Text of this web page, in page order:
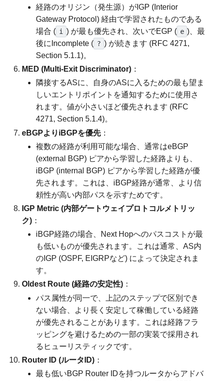
経路のオリジン（発生源）がIGP (Interior
Gateway Protocol) 経由で学習されたものである
場合 ( i ) が最も優先され、次いでEGP ( e )、最
後にIncomplete ( ? ) が続きます (RFC 4271,
Section 5.1.1)。
MED (Multi-Exit Discriminator) ：
隣接するASに、自身のASに入るための最も望ま
しいエントリポイントを通知するために使用さ
れます。値が小さいほど優先されます (RFC
4271, Section 5.1.4)。
eBGPよりiBGPを優先：
複数の経路が利用可能な場合、通常はeBGP
(external BGP) ピアから学習した経路よりも、
iBGP (internal BGP) ピアから学習した経路が優
先されます。これは、iBGP経路が通常、より信
頼性が高い内部パスを示すためです。
IGP Metric (内部ゲートウェイプロトコルメトリッ
ク) ：
iBGP経路の場合、Next Hopへのパスコストが最
も低いものが優先されます。これは通常、AS内
のIGP (OSPF, EIGRPなど) によって決定されま
す。
Oldest Route (経路の安定性) ：
パス属性が同一で、上記のステップで区別でき
ない場合、より長く安定して稼働している経路
が優先されることがあります。これは経路フラ
ッピングを避けるための一部の実装で採用され
るヒューリスティックです。
Router ID (ルータID) ：
最も低いBGP Router IDを持つルータからアドバ